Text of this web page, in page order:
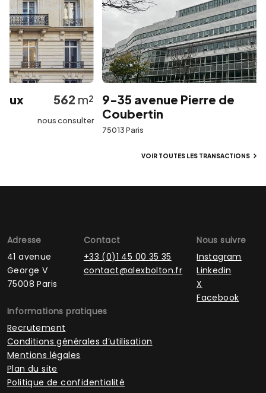
562m²
nous consulter
9-35 avenue Pierre de
Coubertin
75013 Paris
VOIR TOUTES LES TRANSACTIONS
Adresse
41 avenue
George V
75008 Paris
Contact
+33 (0)1 45 00 35 35
contact@alexbolton.fr
Nous suivre
Instagram
Linkedin
X
Facebook
Informations pratiques
Recrutement
Conditions générales d’utilisation
Mentions légales
Plan du site
Politique de confidentialité